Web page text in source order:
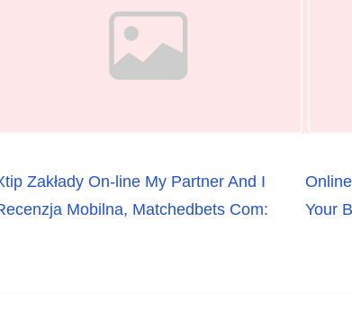
Zakłady On-line My Partner And I
Mobilna, Matchedbets Com:
Your